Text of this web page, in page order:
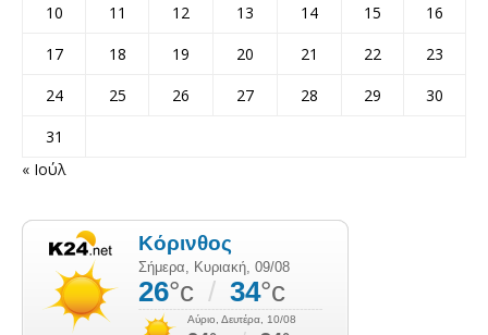
10
11 12 13 14 15
16
17
18 19 20 21 22
23
24
25 26 27 28 29
30
31
« Ιούλ